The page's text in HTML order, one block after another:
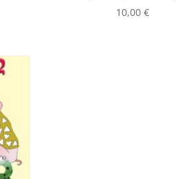
10,00 €